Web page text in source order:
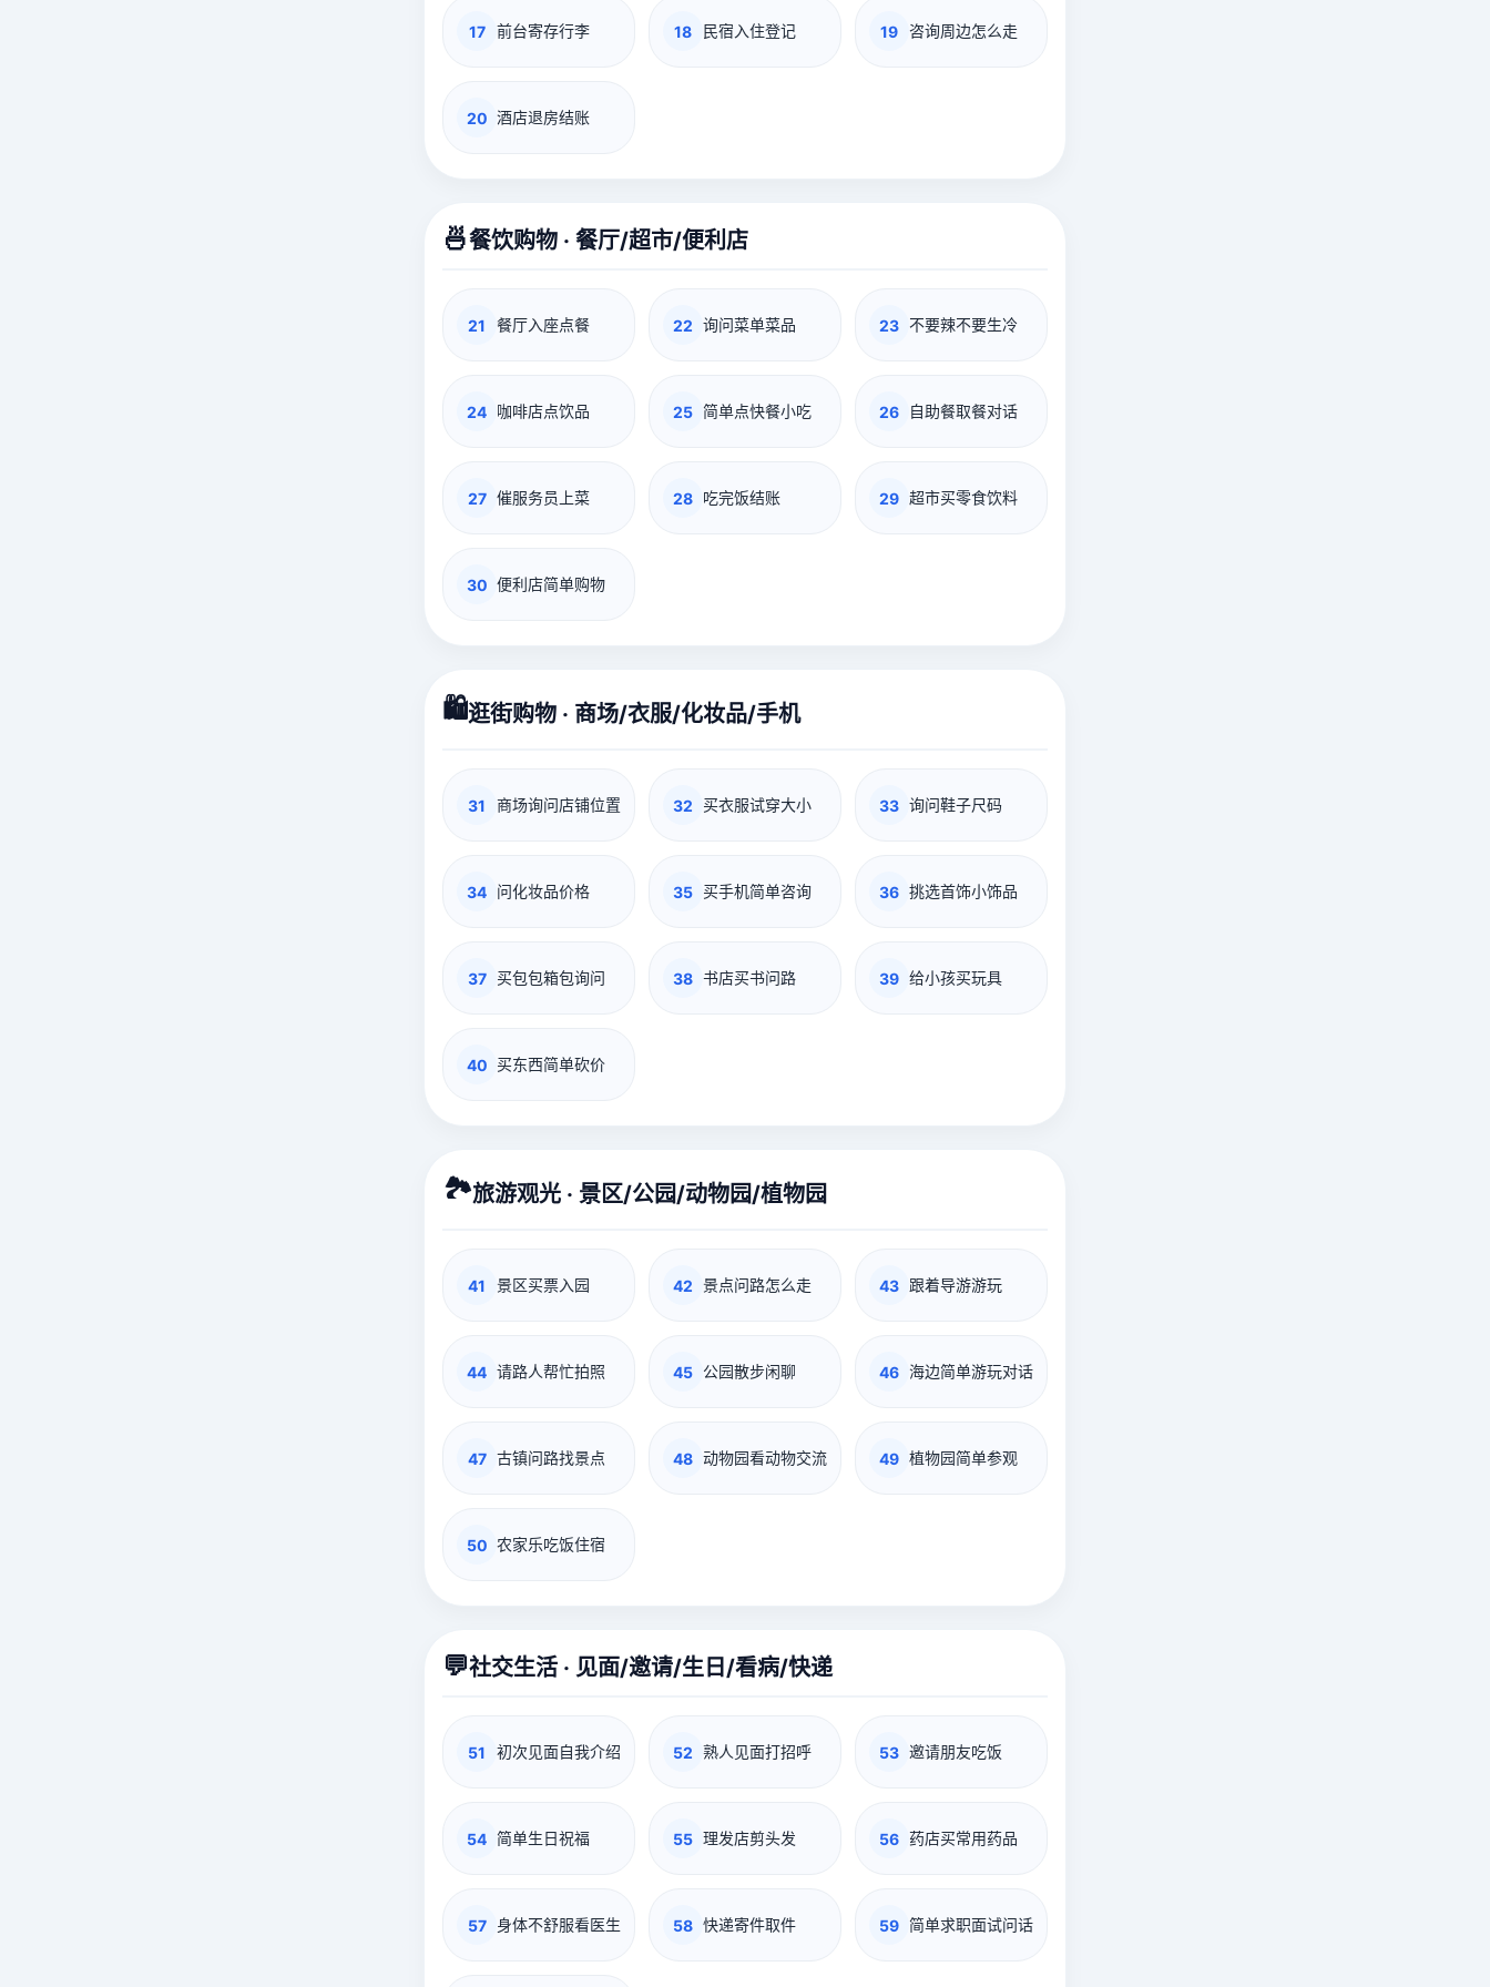
17 前台寄存行李 18 民宿入住登记 19 咨询周边怎么走
20 酒店退房结账
🍜餐饮购物 · 餐厅/超市/便利店
21 餐厅入座点餐 22 询问菜单菜品 23 不要辣不要生冷
24 咖啡店点饮品 25 简单点快餐小吃 26 自助餐取餐对话
27 催服务员上菜 28 吃完饭结账 29 超市买零食饮料
30 便利店简单购物
🛍️逛街购物 · 商场/衣服/化妆品/手机
31 商场询问店铺位置 32 买衣服试穿大小 33 询问鞋子尺码
34 问化妆品价格 35 买手机简单咨询 36 挑选首饰小饰品
37 买包包箱包询问 38 书店买书问路 39 给小孩买玩具
40 买东西简单砍价
🏞️旅游观光 · 景区/公园/动物园/植物园
41 景区买票入园 42 景点问路怎么走 43 跟着导游游玩
44 请路人帮忙拍照 45 公园散步闲聊 46 海边简单游玩对话
47 古镇问路找景点 48 动物园看动物交流 49 植物园简单参观
50 农家乐吃饭住宿
💬社交生活 · 见面/邀请/生日/看病/快递
51 初次见面自我介绍 52 熟人见面打招呼 53 邀请朋友吃饭
54 简单生日祝福 55 理发店剪头发 56 药店买常用药品
57 身体不舒服看医生 58 快递寄件取件 59 简单求职面试问话